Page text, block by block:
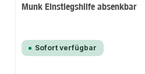
Munk Einstiegshilfe absenkbar
Sofort verfügbar